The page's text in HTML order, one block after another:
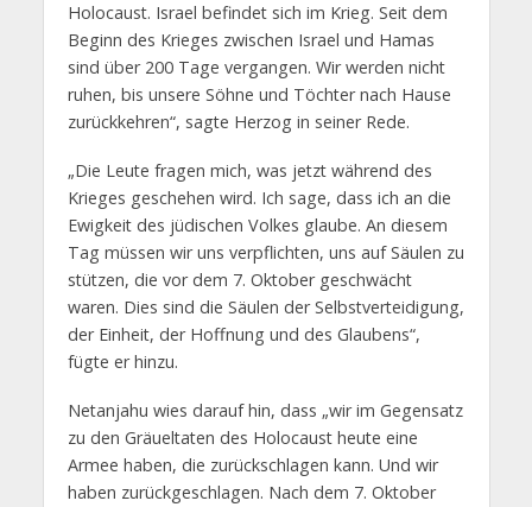
Holocaust. Israel befindet sich im Krieg. Seit dem
Beginn des Krieges zwischen Israel und Hamas
sind über 200 Tage vergangen. Wir werden nicht
ruhen, bis unsere Söhne und Töchter nach Hause
zurückkehren“, sagte Herzog in seiner Rede.
„Die Leute fragen mich, was jetzt während des
Krieges geschehen wird. Ich sage, dass ich an die
Ewigkeit des jüdischen Volkes glaube. An diesem
Tag müssen wir uns verpflichten, uns auf Säulen zu
stützen, die vor dem 7. Oktober geschwächt
waren. Dies sind die Säulen der Selbstverteidigung,
der Einheit, der Hoffnung und des Glaubens“,
fügte er hinzu.
Netanjahu wies darauf hin, dass „wir im Gegensatz
zu den Gräueltaten des Holocaust heute eine
Armee haben, die zurückschlagen kann. Und wir
haben zurückgeschlagen. Nach dem 7. Oktober